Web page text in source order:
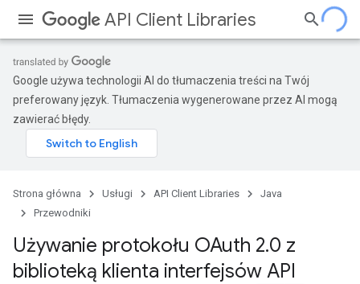
API Client Libraries
Google używa technologii AI do tłumaczenia treści na Twój
preferowany język. Tłumaczenia wygenerowane przez AI mogą
zawierać błędy.
Strona główna Usługi API Client Libraries
Java
Przewodniki
Używanie protokołu OAuth 2.0 z
biblioteką klienta interfejsów API